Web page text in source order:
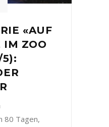
«AUF
IM ZOO
5):
80 Tagen,